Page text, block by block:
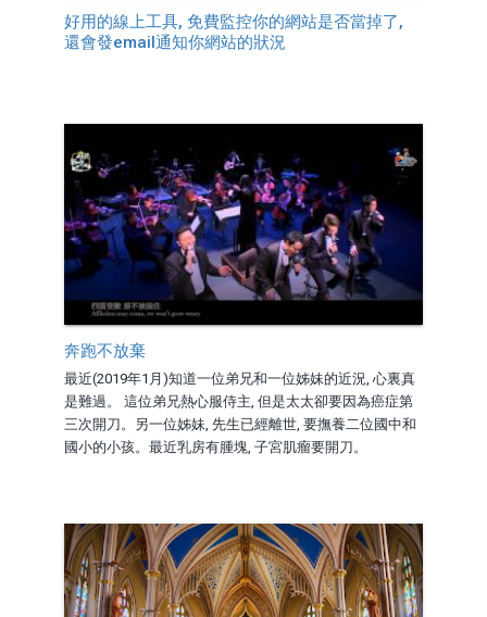
好用的線上工具, 免費監控你的網站是否當掉了,
還會發email通知你網站的狀況
奔跑不放棄
最近(2019年1月)知道一位弟兄和一位姊妹的近況, 心裏真
是難過。 這位弟兄熱心服侍主, 但是太太卻要因為癌症第
三次開刀。另一位姊妹, 先生已經離世, 要撫養二位國中和
國小的小孩。最近乳房有腫塊, 子宮肌瘤要開刀。